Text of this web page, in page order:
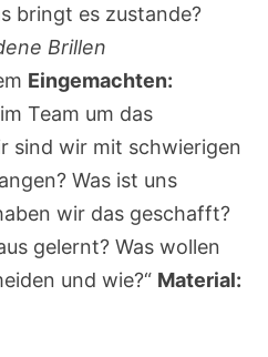
bringt es zustande?
Brillen
Eingemachten:
Team um das
sind wir mit schwierigen
Was ist uns
wir das geschafft?
gelernt? Was wollen
und wie?“ Material: